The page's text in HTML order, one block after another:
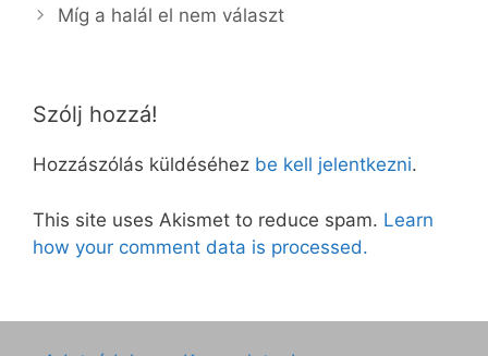
Míg a halál el nem választ
Szólj hozzá!
Hozzászólás küldéséhez be kell jelentkezni.
This site uses Akismet to reduce spam. Learn
how your comment data is processed.